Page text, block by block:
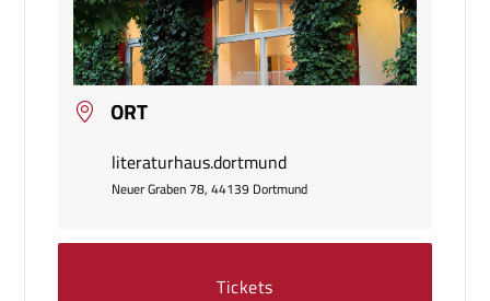
ORT
literaturhaus.dortmund
Neuer Graben 78, 44139 Dortmund
Tickets